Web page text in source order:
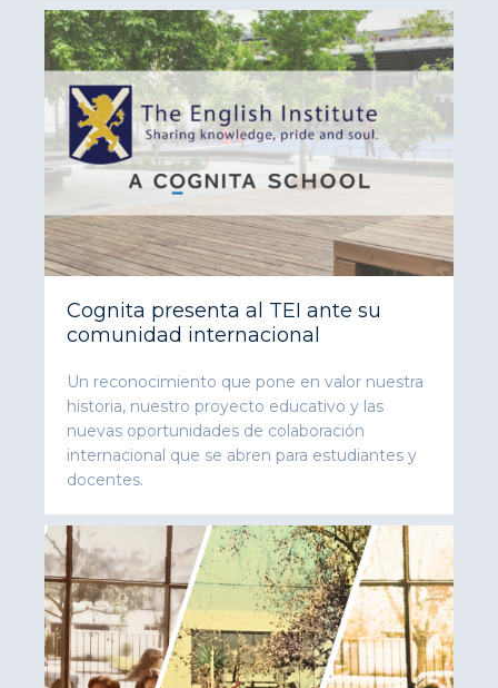
Cognita presenta al TEI ante su
comunidad internacional
Un reconocimiento que pone en valor nuestra
historia, nuestro proyecto educativo y las
nuevas oportunidades de colaboración
internacional que se abren para estudiantes y
docentes.